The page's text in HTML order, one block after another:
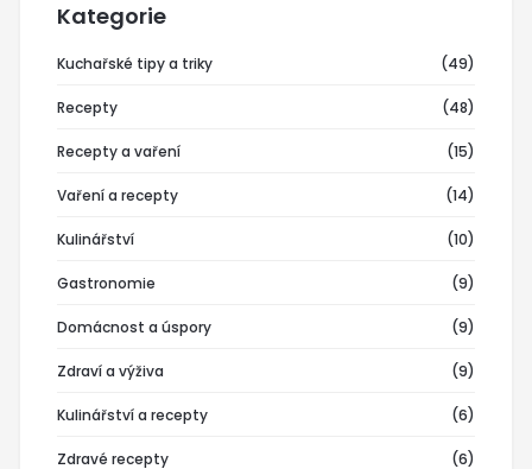
Kategorie
Kuchařské tipy a triky (49)
Recepty (48)
Recepty a vaření (15)
Vaření a recepty (14)
Kulinářství (10)
Gastronomie (9)
Domácnost a úspory (9)
Zdraví a výživa (9)
Kulinářství a recepty (6)
Zdravé recepty (6)